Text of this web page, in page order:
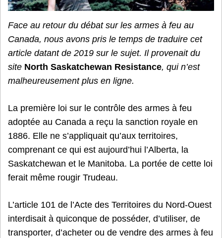
Face au retour du débat sur les armes à feu au
Canada, nous avons pris le temps de traduire cet
article datant de 2019 sur le sujet. Il provenait du
site North Saskatchewan Resistance, qui n’est
malheureusement plus en ligne.
La première loi sur le contrôle des armes à feu
adoptée au Canada a reçu la sanction royale en
1886. Elle ne s’appliquait qu’aux territoires,
comprenant ce qui est aujourd’hui l’Alberta, la
Saskatchewan et le Manitoba. La portée de cette loi
ferait même rougir Trudeau.
L’article 101 de l’Acte des Territoires du Nord-Ouest
interdisait à quiconque de posséder, d’utiliser, de
transporter, d’acheter ou de vendre des armes à feu